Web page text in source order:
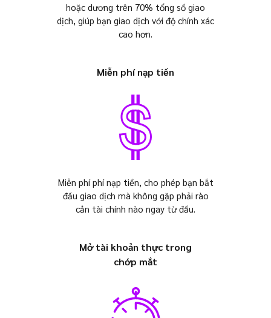
hoặc dương trên 70% tổng số giao
dịch, giúp bạn giao dịch với độ chính xác
cao hơn.
Miễn phí nạp tiền
Miễn phí phí nạp tiền, cho phép bạn bắt
đầu giao dịch mà không gặp phải rào
cản tài chính nào ngay từ đầu.
Mở tài khoản thực trong
chớp mắt